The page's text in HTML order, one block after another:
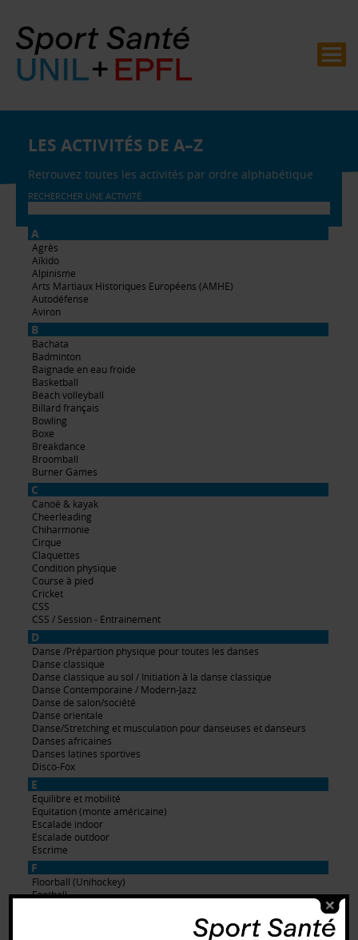
LES ACTIVITÉS DE A–Z
Retrouvez toutes les activités par ordre alphabétique
RECHERCHER UNE ACTIVITÉ
A
Agrès
Aïkido
Alpinisme
Arts Martiaux Historiques Européens (AMHE)
Autodéfense
Aviron
B
Bachata
Badminton
Baignade en eau froide
Basketball
Beach volleyball
Billard français
Bowling
Boxe
Breakdance
Broomball
Burner Games
C
Canoë & kayak
Cheerleading
Chiharmonie
Cirque
Claquettes
Condition physique
Course à pied
Cricket
CSS
CSS / Session - Entrainement
D
Danse /Prépartion physique pour toutes les danses
Danse classique
Danse classique au sol / Initiation à la danse classique
Danse Contemporaine / Modern-Jazz
Danse de salon/société
Danse orientale
Danse/Stretching et musculation pour danseuses et danseurs
Danses africaines
Danses latines sportives
Disco-Fox
E
Equilibre et mobilité
Equitation (monte américaine)
Escalade indoor
Escalade outdoor
Escrime
F
Floorball (Unihockey)
Football